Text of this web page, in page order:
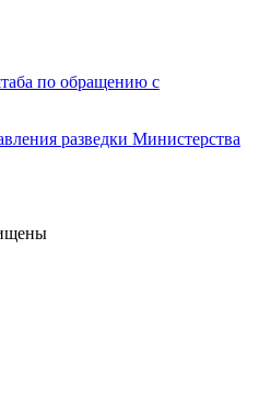
по обращению с
разведки Министерства